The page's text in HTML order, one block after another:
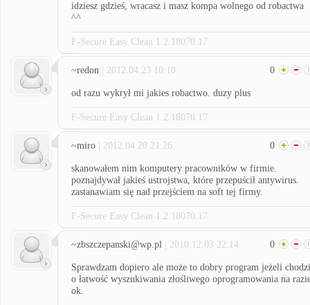
idziesz gdzieś, wracasz i masz kompa wolnego od robactwa
^^
F-Secure Easy Clean 1.2.18070.17
~redon | 2012.04.23 10:10 0
od razu wykrył mi jakies robactwo. duzy plus
F-Secure Easy Clean 1.2.18070.17
~miro | 2012.04.20 21:26 0
skanowałem nim komputery pracowników w firmie.
poznajdywał jakieś ustrojstwa, które przepuścił antywirus.
zastanawiam się nad przejściem na soft tej firmy.
F-Secure Easy Clean 1.2.18070.17
~zbszczepanski@wp.pl | 2010.12.03 22:14 0
Sprawdzam dopiero ale może to dobry program jeżeli chodzi
o łatwość wyszukiwania złośliwego oprogramowania na
ok.